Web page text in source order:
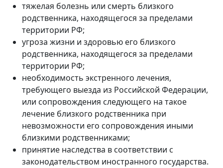
тяжелая болезнь или смерть близкого
родственника, находящегося за пределами
территории РФ;
угроза жизни и здоровью его близкого
родственника, находящегося за пределами
территории РФ;
необходимость экстренного лечения,
требующего выезда из Российской Федерации,
или сопровождения следующего на такое
лечение близкого родственника при
невозможности его сопровождения иными
близкими родственниками;
принятие наследства в соответствии с
законодательством иностранного государства.